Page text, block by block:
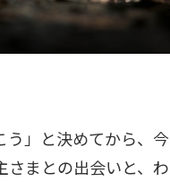
」と決めてから、
まとの出会いと、